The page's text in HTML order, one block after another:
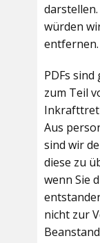
würden
entfernen.
PDFs
zum Teil
Aus
sind wir
diese zu
wenn Sie
nicht zur